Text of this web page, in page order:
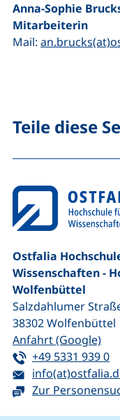
Anna-Sophie
Mitarbeiterin
Mail:
Teile diese
Ostfalia
Wissenschaften -
Wolfenbüttel
Salzdahlumer
38302Wolfenbüttel
Anfahrt (Google)
Tel:
+49 5331 939 0
E-Mail:
Zur